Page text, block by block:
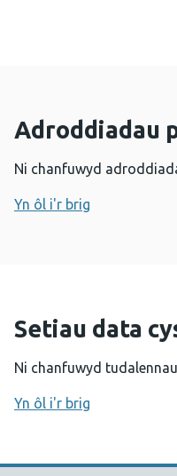
Adroddiadau
Ni chanfuwyd
Yn ôl i'r brig
Setiau data
Ni chanfuwyd
Yn ôl i'r brig